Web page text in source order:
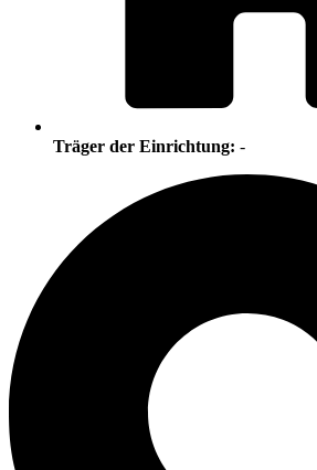
Träger der Einrichtung: -